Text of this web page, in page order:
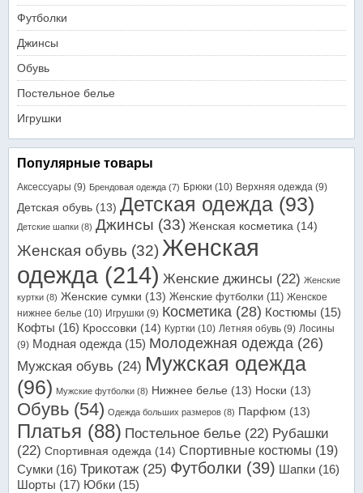
Футболки
Джинсы
Обувь
Постельное белье
Игрушки
Популярные товары
Аксессуары (9) Брендовая одежда (7) Брюки (10) Верхняя одежда (9)
Детская обувь (13) Детская одежда (93)
Детские шапки (8) Джинсы (33) Женская косметика (14)
Женская обувь (32) Женская
одежда (214) Женские джинсы (22) Женские
куртки (8) Женские сумки (13) Женские футболки (11) Женское
нижнее белье (10) Игрушки (9) Косметика (28) Костюмы (15)
Кофты (16) Кроссовки (14) Куртки (10) Летняя обувь (9) Лосины
(9) Модная одежда (15) Молодежная одежда (26)
Мужская обувь (24) Мужская одежда
(96) Мужские футболки (8) Нижнее белье (13) Носки (13)
Обувь (54) Одежда больших размеров (8) Парфюм (13)
Платья (88) Постельное белье (22) Рубашки
(22) Спортивная одежда (14) Спортивные костюмы (19)
Сумки (16) Трикотаж (25) Футболки (39) Шапки (16)
Шорты (17) Юбки (15)